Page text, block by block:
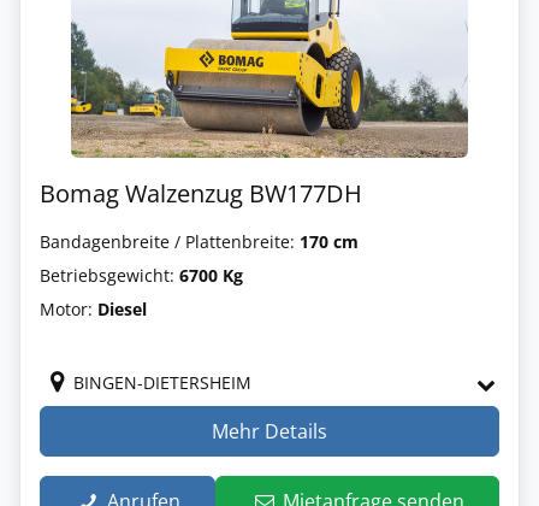
Bomag Walzenzug BW177DH
Bandagenbreite / Plattenbreite: 170 cm
Betriebsgewicht: 6700 Kg
Motor: Diesel
BINGEN-DIETERSHEIM
Mehr Details